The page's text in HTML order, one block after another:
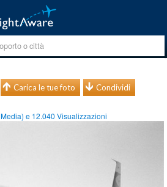
Carica le tue foto Condividi
Media) e 12.040 Visualizzazioni